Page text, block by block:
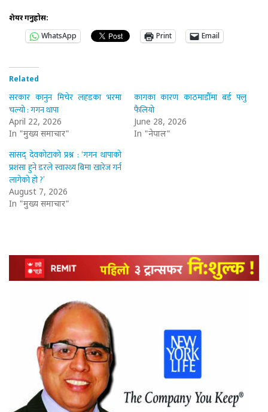
शेयर गर्नुहोस:
WhatsApp
Print Email
Related
सरकार कानुन मिचेर लहडका भरमा
चल्यो : गगन थापा
April 22, 2026
In "मुख्य समाचार"
कागका कारण काठमाडौँमा बर्ड फ्लु
फैलियो
June 28, 2026
In "नेपाल"
सांसद् देवकोटाको प्रश्न : ‘गगन थापाको
प्रशंसा हुने डरले स्वास्थ्य बिमा खारेज गर्न
लागेको हो ?’
August 7, 2026
In "मुख्य समाचार"